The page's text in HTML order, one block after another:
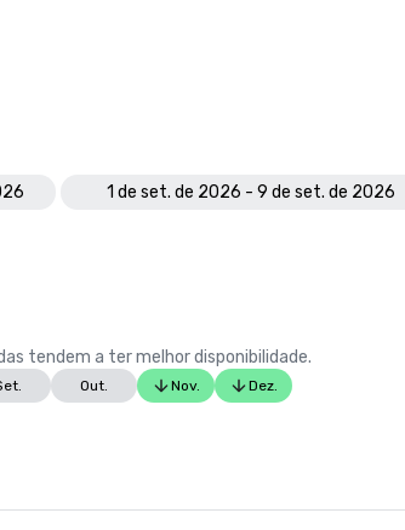
1 de set. de 2026 - 9 de set. de 2026
tendem a ter melhor disponibilidade.
Out. Nov. Dez.